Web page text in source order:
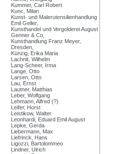
Kummer, Carl Robert
Kunc, Milan
Kunst- und Malerutensilienhandlung
Emil Geller,
Kunsthandel und Vergolderei August
Genner & Co,
Kunsthandlung Franz Meyer,
Dresden,
Künzig, Erika Maria
Lachnit, Wilhelm
Lang-Scheer, Irma
Lange, Otto
Larsen, Otto
Lau, Ernst
Lautner, Matthias
Leber, Wolfgang
Lehmann, Alfred (?)
Leifer, Horst
Leistikow, Walter
Leonhardi, Eduard Emil August
Lepke, Gerda
Liebermann, Max
Liefrinck, Hans
Ligozzi, Bartolommeo
Lindner, Ulrich